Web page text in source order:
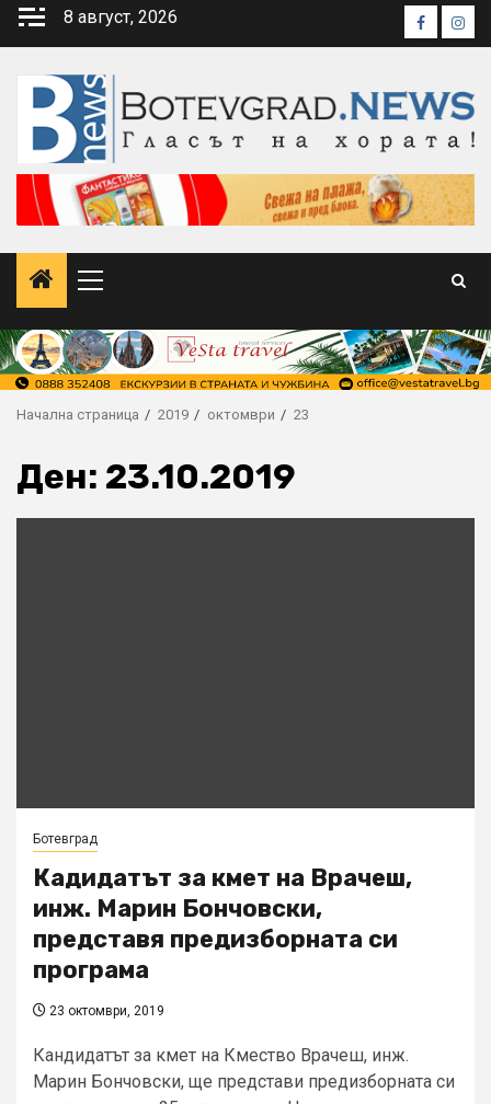
Skip
8 август, 2026 Facebook
Primary
Начална страница 2019 октомври 23
Ден: 23.10.2019
Ботевград
Кадидатът за кмет на Врачеш,
инж. Марин Бончовски,
представя предизборната си
програма
23 октомври, 2019
Кандидатът за кмет на Кмество Врачеш, инж.
Марин Бончовски, ще представи предизборната си